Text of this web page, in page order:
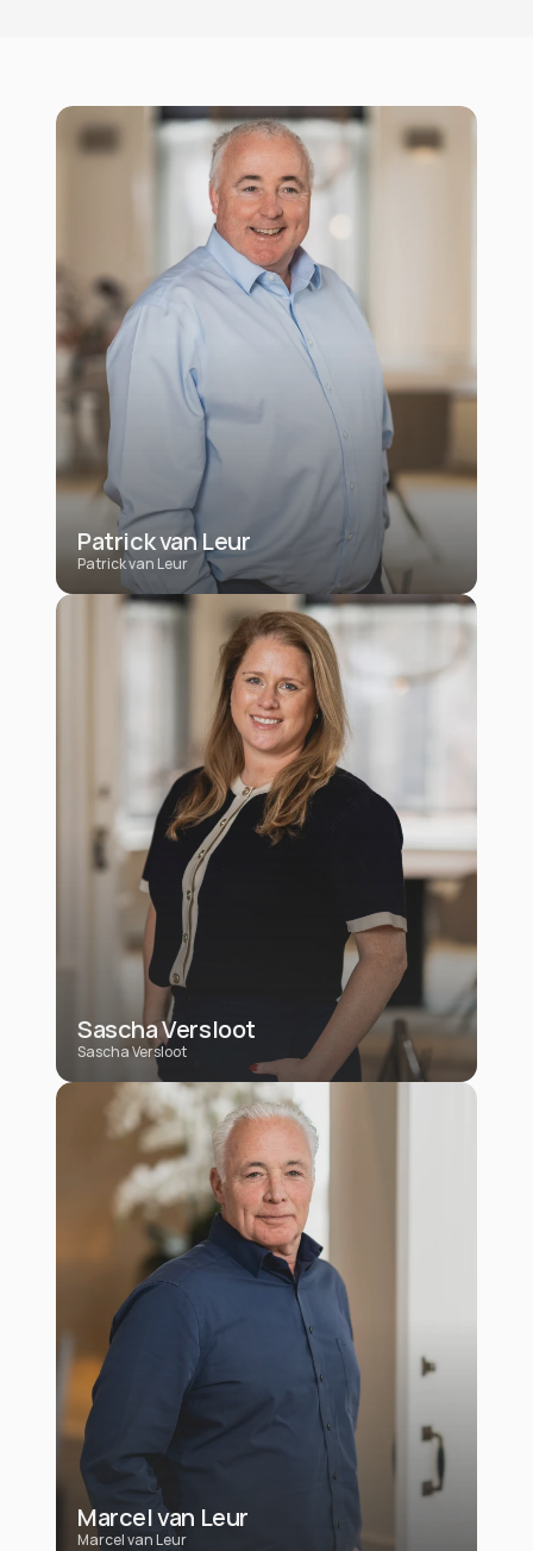
Patrick van Leur
Patrick van Leur
Sascha Versloot
Sascha Versloot
Marcel van Leur
Marcel van Leur